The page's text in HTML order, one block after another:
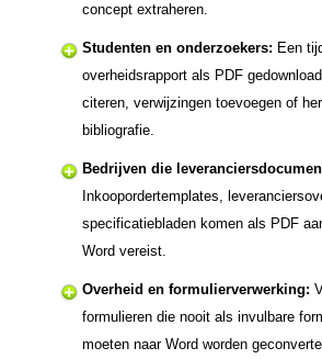
concept extraheren.
Studenten en onderzoekers: Een
overheidsrapport als PDF
citeren, verwijzingen toevoegen of
bibliografie.
Bedrijven die
Inkoopordertemplates,
specificatiebladen komen als PDF
Word vereist.
Overheid en formulierverwerking:
formulieren die nooit als invulbare
moeten naar Word worden